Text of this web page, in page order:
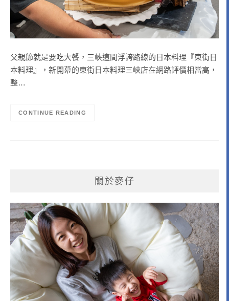
父親節就是要吃大餐，三峽這間浮誇路線的日本料理『東街日
本料理』，新開幕的東街日本料理三峽店在網路評價相當高，
整…
CONTINUE READING
關於麥仔